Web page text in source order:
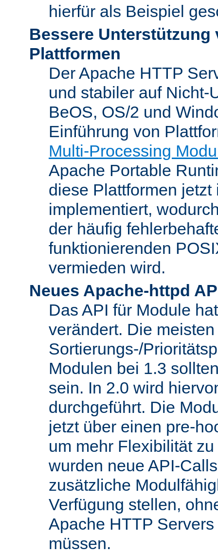
hierfür als Beispiel
Bessere Unterstützung
Plattformen
Der Apache HTTP
und stabiler auf Nicht-
BeOS, OS/2 und
Einführung von
Multi-Processing
Apache Portable
diese Plattformen
implementiert,
der häufig
funktionierenden
vermieden wird.
Neues Apache-httpd
Das API für Module
verändert. Die
Sortierungs-/
Modulen bei 1.3
sein. In 2.0 wird
durchgeführt. Die
jetzt über einen pre-
um mehr Flexibilität
wurden neue API-
zusätzliche
Verfügung stellen,
Apache HTTP
müssen.